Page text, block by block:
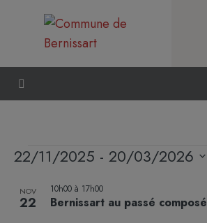
22/11/2025 - 20/03/2026
la
date
List
of
NOV
22 Bernissart au passé composé
10h00 à 17h00